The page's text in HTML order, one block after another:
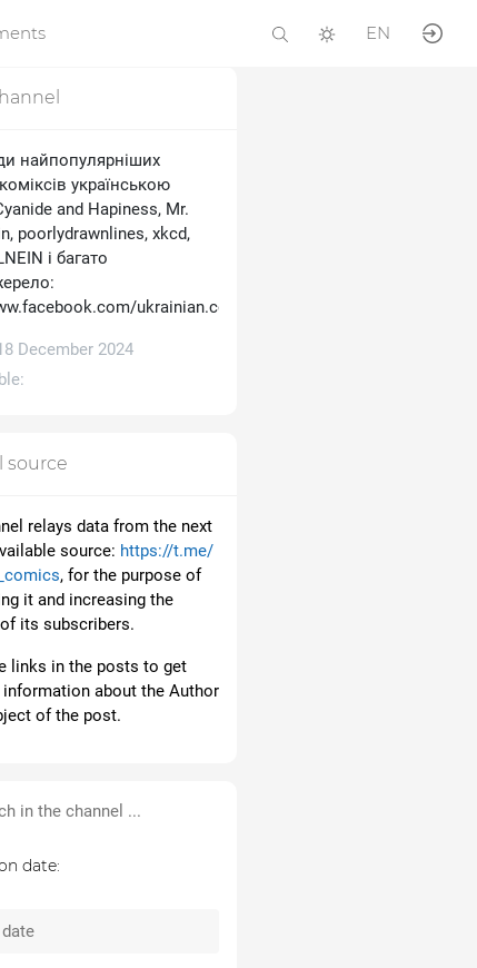
EN
найпопулярніших
українською
and Hapiness, Mr.
poorlydrawnlines, xkcd,
і багато
ukrainian.comics
December 2024
source
relays data from the next
source: https://t.me/
, for the purpose of
it and increasing the
its subscribers.
links in the posts to get
about the Author
of the post.
date: